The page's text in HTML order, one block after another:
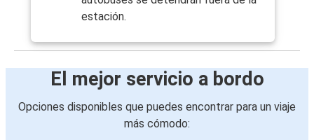
estación.
El mejor servicio a bordo
Opciones disponibles que puedes encontrar para un viaje
más cómodo: